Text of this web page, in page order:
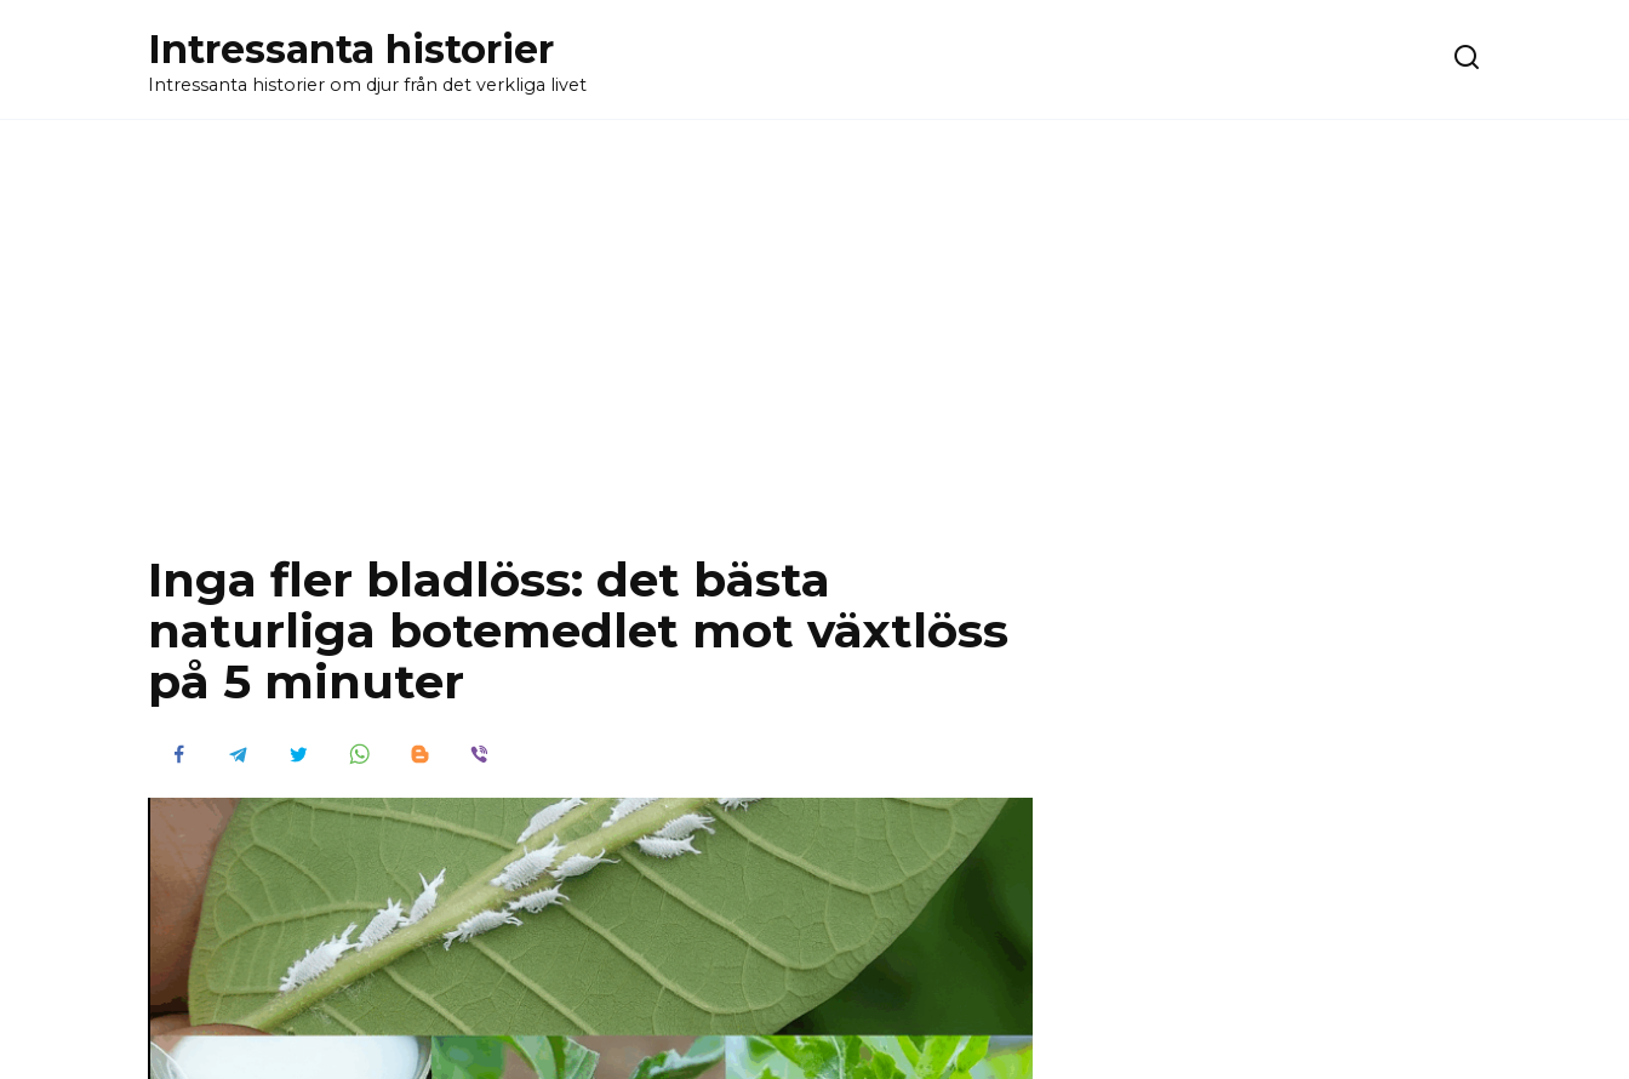
Intressanta historier
Intressanta historier om djur från det verkliga livet
Inga fler bladlöss: det bästa
naturliga botemedlet mot växtlöss
på 5 minuter